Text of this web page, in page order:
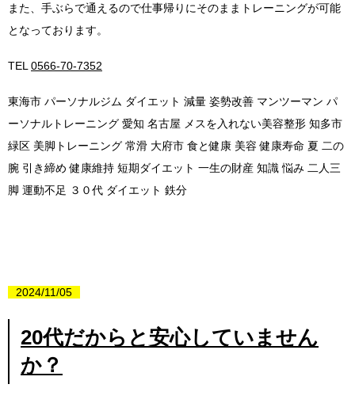
また、手ぶらで通えるので仕事帰りにそのままトレーニングが可能
となっております。
TEL 0566-70-7352
東海市 パーソナルジム ダイエット 減量 姿勢改善 マンツーマン パ
ーソナルトレーニング 愛知 名古屋 メスを入れない美容整形 知多市
緑区 美脚トレーニング 常滑 大府市 食と健康 美容 健康寿命 夏 二の
腕 引き締め 健康維持 短期ダイエット 一生の財産 知識 悩み 二人三
脚 運動不足 ３０代 ダイエット 鉄分
2024/11/05
20代だからと安心していません
か？